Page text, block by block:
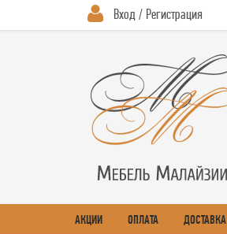
Вход / Регистрация
АКЦИИ ОПЛАТА ДОСТАВКА